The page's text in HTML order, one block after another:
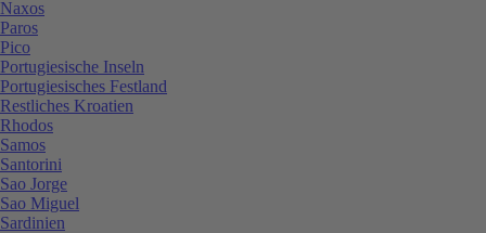
Naxos
Paros
Pico
Portugiesische Inseln
Portugiesisches Festland
Restliches Kroatien
Rhodos
Samos
Santorini
Sao Jorge
Sao Miguel
Sardinien